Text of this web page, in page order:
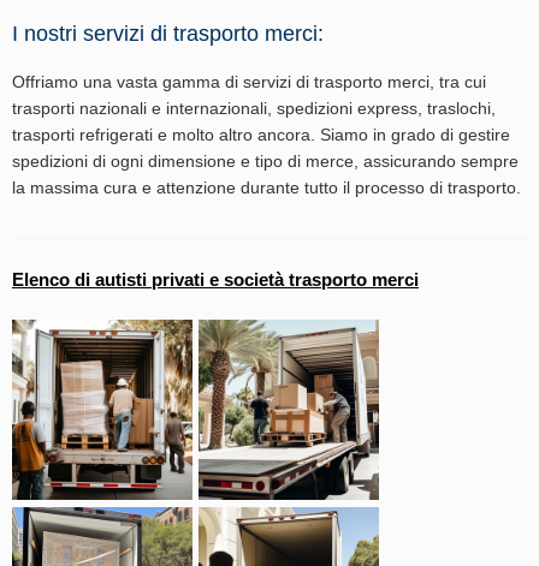
I nostri servizi di trasporto merci:
Offriamo una vasta gamma di servizi di trasporto merci, tra cui
trasporti nazionali e internazionali, spedizioni express, traslochi,
trasporti refrigerati e molto altro ancora. Siamo in grado di gestire
spedizioni di ogni dimensione e tipo di merce, assicurando sempre
la massima cura e attenzione durante tutto il processo di trasporto.
Elenco di autisti privati e società trasporto merci